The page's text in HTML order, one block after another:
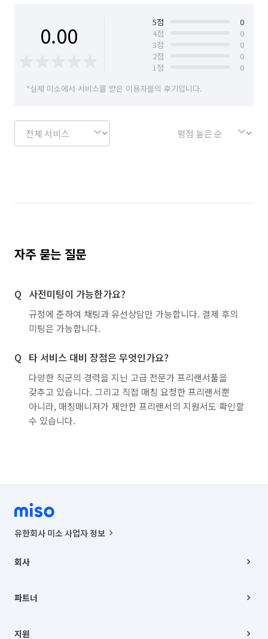
서울 종로구
서울 중구 인천 동구
0.00 5점
0
4점
0
3점
0
2점
0
1점
0
*실제 미소에서 서비스를 받은 이용자들의 후기입니다.
자주 묻는 질문
사전미팅이 가능한가요?
규정에 준하여 채팅과 유선상담만 가능합니다. 결제 후의
미팅은 가능합니다.
타 서비스 대비 장점은 무엇인가요?
다양한 직군의 경력을 지닌 고급 전문가 프리랜서풀을
갖추고 있습니다. 그리고 직접 매칭 요청한 프리랜서뿐
아니라, 매칭매니저가 제안한 프리랜서의 지원서도 확인할
수 있습니다.
유한회사 미소 사업자 정보
00019 |
주소 | 본사: 서울특별시 종로구 율곡로 6(중학동, 트윈트리빌딩) B동 5층
컨택센터 : 서울특별시 종로구 수송동 율곡로 24, 7층, 8층 미소
상품, 상품정보, 거래에 관한 의무와 책임은 거래당사자에게 있습니다.
회사
채용
파트너
이사
지원